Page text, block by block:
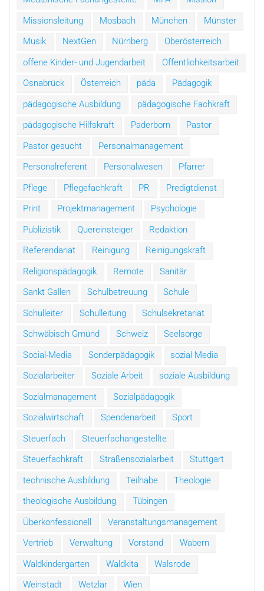
Missionsleitung
Mosbach München
Münster
Musik
NextGen Nürnberg
Oberösterreich
offene Kinder- und Jugendarbeit
Öffentlichkeitsarbeit
Osnabrück
Österreich päda
Pädagogik
pädagogische Ausbildung
pädagogische Fachkraft
pädagogische Hilfskraft
Paderborn
Pastor
Pastor gesucht
Personalmanagement
Personalreferent
Personalwesen
Pfarrer
Pflege
Pflegefachkraft PR
Predigtdienst
Print
Projektmanagement
Psychologie
Publizistik
Quereinsteiger
Redaktion
Referendariat
Reinigung
Reinigungskraft
Religionspädagogik
Remote
Sanitär
Sankt Gallen
Schulbetreuung
Schule
Schulleiter
Schulleitung
Schulsekretariat
Schwäbisch Gmünd
Schweiz
Seelsorge
Social-Media
Sonderpädagogik
sozial Media
Sozialarbeiter
Soziale Arbeit
soziale Ausbildung
Sozialmanagement
Sozialpädagogik
Sozialwirtschaft
Spendenarbeit
Sport
Steuerfach
Steuerfachangestellte
Steuerfachkraft
Straßensozialarbeit
Stuttgart
technische Ausbildung
Teilhabe
Theologie
theologische Ausbildung
Tübingen
Überkonfessionell
Veranstaltungsmanagement
Vertrieb
Verwaltung Vorstand
Wabern
Waldkindergarten
Waldkita
Walsrode
Weinstadt
Wetzlar
Wien